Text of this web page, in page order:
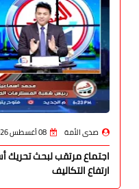
صدى الأمة 08 أغسطس 2026
اجتماع مرتقب لبحث
ارتفاع التكاليف